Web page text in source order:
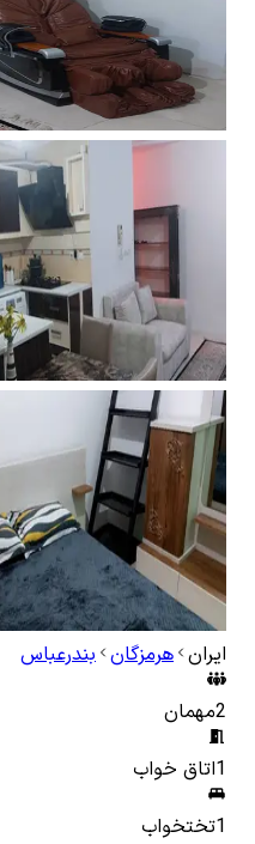
ایران هرمزگان بندرعباس
2مهمان
1اتاق خواب
1تختخواب